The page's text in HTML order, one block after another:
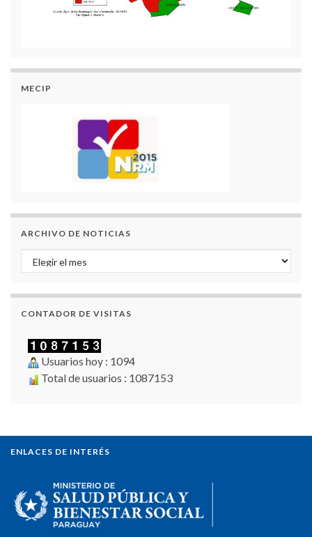
MECIP
ARCHIVO DE NOTICIAS
Archivo de Noticias
CONTADOR DE VISITAS
Usuarios hoy : 1094
Total de usuarios : 1087153
ENLACES DE INTERÉS